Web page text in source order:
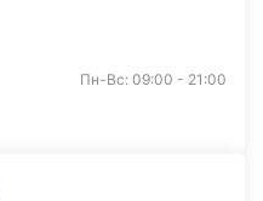
Пн-Вс: 09:00 - 21:00